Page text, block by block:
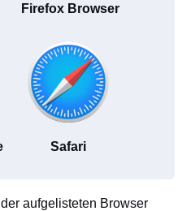
Firefox Browser
Safari
aufgelisteten Browser